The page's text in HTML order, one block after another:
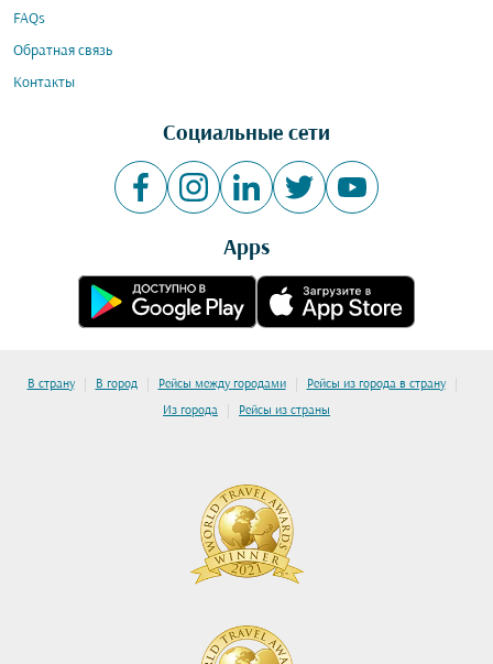
FAQs
Обратная связь
Контакты
Социальные сети
Apps
В страну | В город | Рейсы между городами | Рейсы из города в страну |
Из города | Рейсы из страны